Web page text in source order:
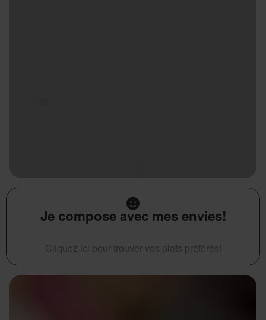
Je compose avec mes envies!
Cliquez ici pour trouver vos plats préférés!